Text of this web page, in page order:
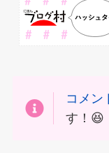
コメン
す！😆